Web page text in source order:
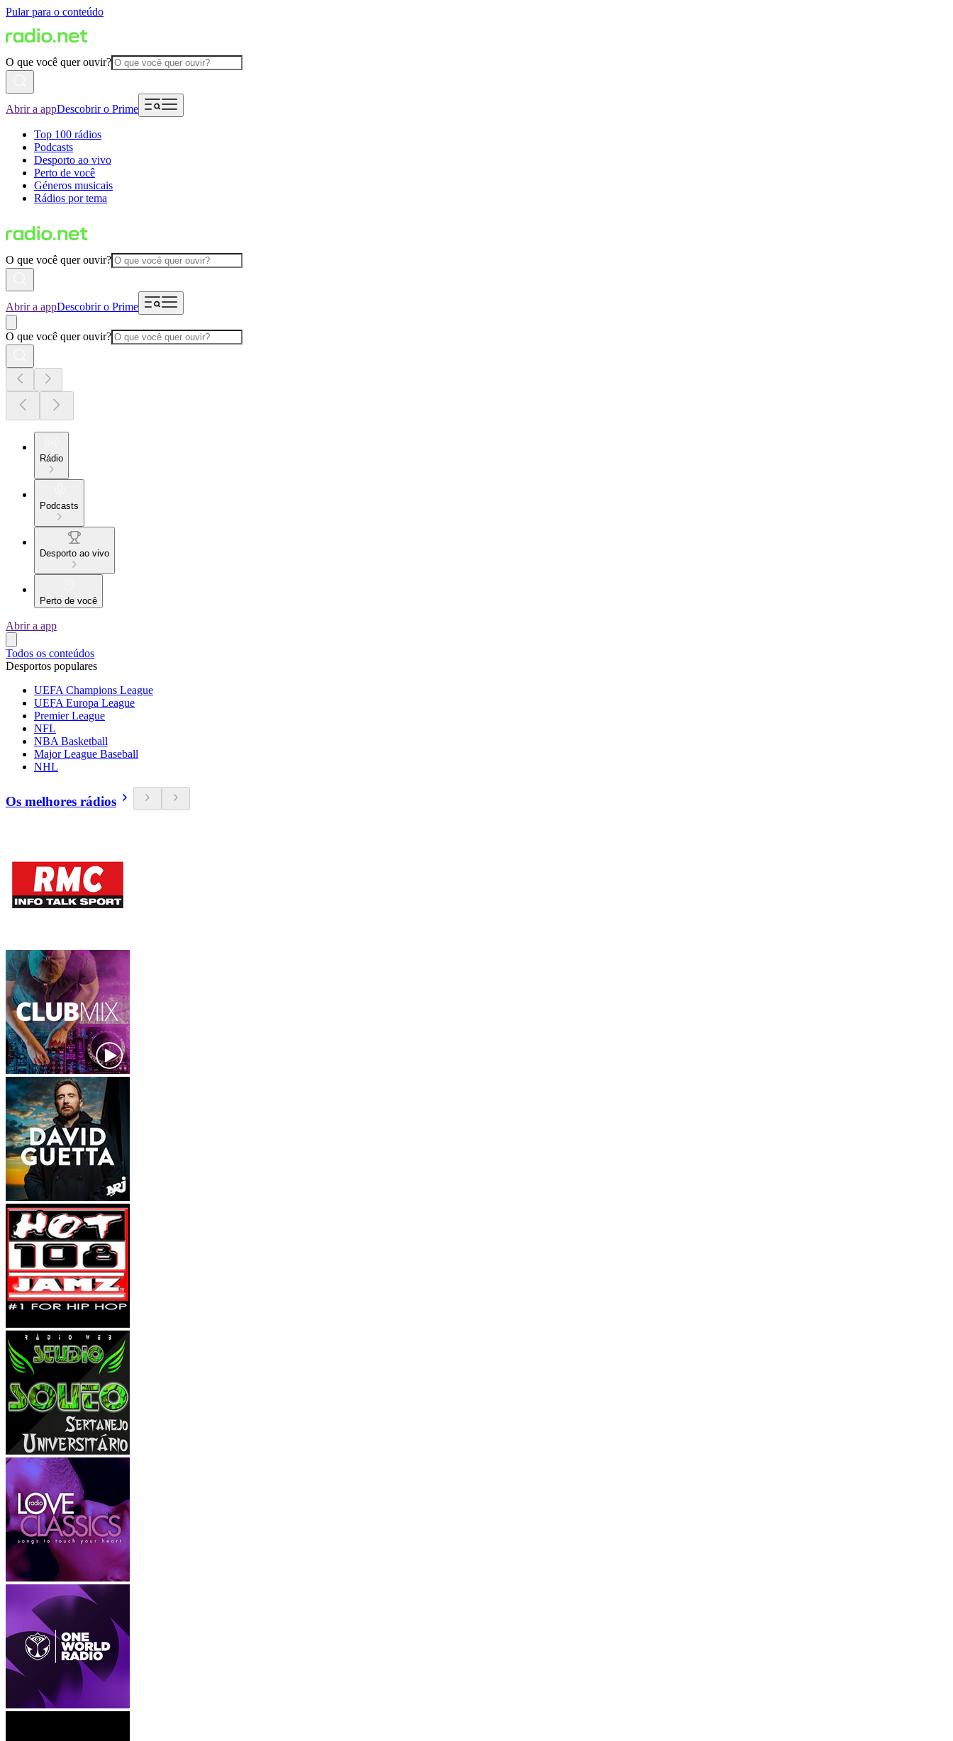
Pular para o conteúdo
O que você quer ouvir?
Abrir a appDescobrir o Prime
Top 100 rádios
Podcasts
Desporto ao vivo
Perto de você
Géneros musicais
Rádios por tema
O que você quer ouvir?
Abrir a appDescobrir o Prime
O que você quer ouvir?
Rádio
Podcasts
Desporto ao vivo
Perto de você
Abrir a app
Todos os conteúdos
Desportos populares
UEFA Champions League
UEFA Europa League
Premier League
NFL
NBA Basketball
Major League Baseball
NHL
Os melhores rádios